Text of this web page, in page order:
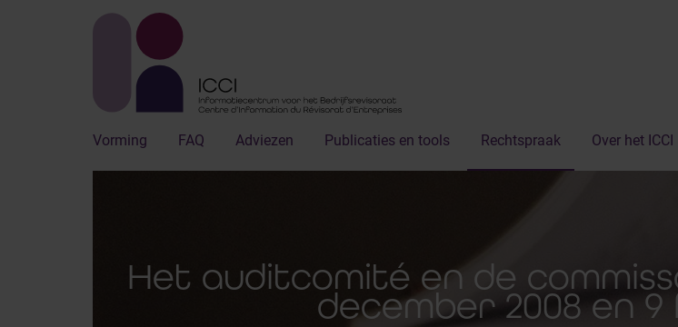
Vorming FAQ Adviezen Publicaties en tools Rechtspraak Over het ICCI
Het auditcomité en de
december 2008 en